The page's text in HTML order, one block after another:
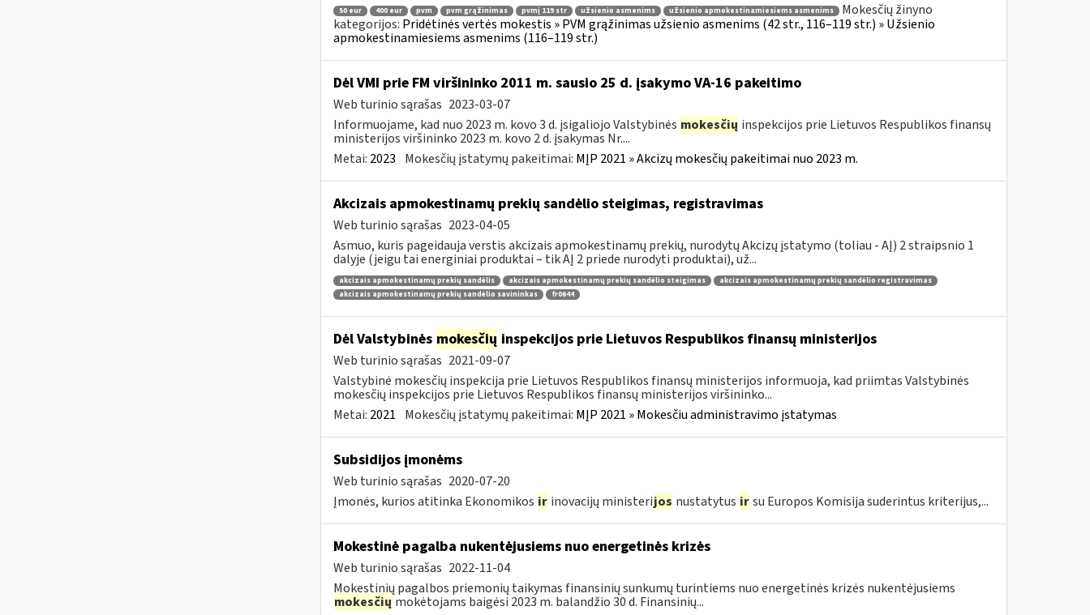
50 eur 400 eur pvm pvm grąžinimas pvmį 119 str užsienio asmenims užsienio apmokestinamiesiems asmenims
Mokesčių žinyno
kategorijos: Pridėtinės vertės mokestis » PVM grąžinimas užsienio asmenims (42 str., 116–119 str.) » Užsienio
apmokestinamiesiems asmenims (116–119 str.)
Dėl VMI prie FM viršininko 2011 m. sausio 25 d. įsakymo VA-16 pakeitimo
Web turinio sąrašas 2023-03-07
Informuojame, kad nuo 2023 m. kovo 3 d. įsigaliojo Valstybinės mokesčių inspekcijos prie Lietuvos Respublikos finansų
ministerijos viršininko 2023 m. kovo 2 d. įsakymas Nr....
Metai: 2023 Mokesčių įstatymų pakeitimai: MĮP 2021 » Akcizų mokesčių pakeitimai nuo 2023 m.
Akcizais apmokestinamų prekių sandėlio steigimas, registravimas
Web turinio sąrašas 2023-04-05
Asmuo, kuris pageidauja verstis akcizais apmokestinamų prekių, nurodytų Akcizų įstatymo (toliau - AĮ) 2 straipsnio 1
dalyje (jeigu tai energiniai produktai – tik AĮ 2 priede nurodyti produktai), už...
akcizais apmokestinamų prekių sandėlis akcizais apmokestinamų prekių sandėlio steigimas
akcizais apmokestinamų prekių sandėlio registravimas
akcizais apmokestinamų prekių sandėlio savininkas
fr0644
Dėl Valstybinės mokesčių inspekcijos prie Lietuvos Respublikos finansų ministerijos
Web turinio sąrašas 2021-09-07
Valstybinė mokesčių inspekcija prie Lietuvos Respublikos finansų ministerijos informuoja, kad priimtas Valstybinės
mokesčių inspekcijos prie Lietuvos Respublikos finansų ministerijos viršininko...
Metai: 2021 Mokesčių įstatymų pakeitimai: MĮP 2021 » Mokesčiu administravimo įstatymas
Subsidijos įmonėms
Web turinio sąrašas 2020-07-20
Įmonės, kurios atitinka Ekonomikos ir inovacijų ministerijos nustatytus ir su Europos Komisija suderintus kriterijus,...
Mokestinė pagalba nukentėjusiems nuo energetinės krizės
Web turinio sąrašas 2022-11-04
Mokestinių pagalbos priemonių taikymas finansinių sunkumų turintiems nuo energetinės krizės nukentėjusiems
mokesčių mokėtojams baigėsi 2023 m. balandžio 30 d. Finansinių...